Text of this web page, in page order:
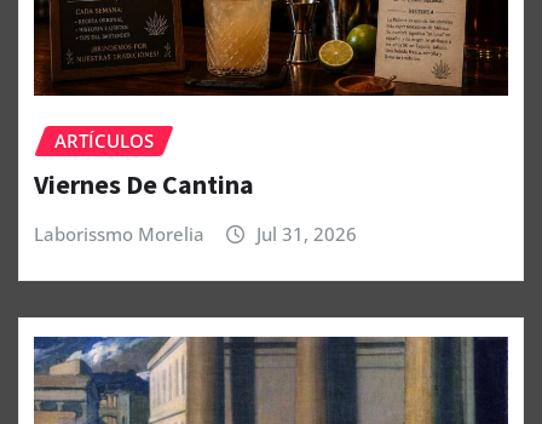
ARTÍCULOS
Viernes De Cantina
Laborissmo Morelia Jul 31, 2026